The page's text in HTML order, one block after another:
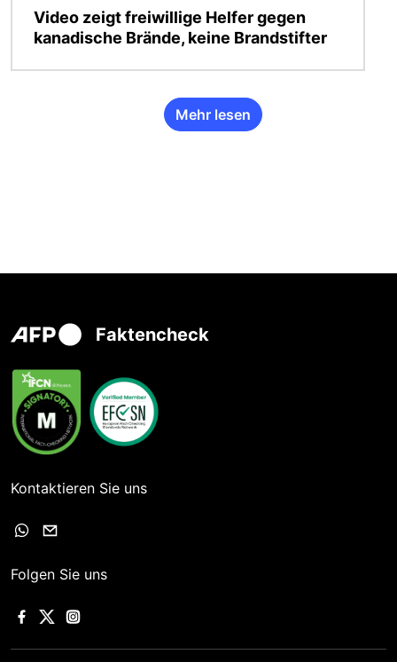
Video zeigt freiwillige Helfer gegen
kanadische Brände, keine Brandstifter
Mehr lesen
Faktencheck
Kontaktieren Sie uns
Folgen Sie uns